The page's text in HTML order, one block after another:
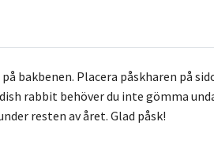
bakbenen. Placera påskharen på
rabbit behöver du inte gömma
resten av året. Glad påsk!